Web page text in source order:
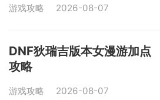
游戏攻略 2026-08-07
DNF狄瑞吉版本女漫游加点
攻略
游戏攻略 2026-08-07